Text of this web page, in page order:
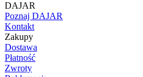
DAJAR
Poznaj DAJAR
Kontakt
Zakupy
Dostawa
Płatność
Zwroty